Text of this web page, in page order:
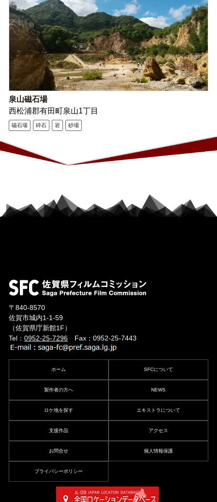
泉山磁石場
西松浦郡有田町泉山1丁目
磁石場 砕石 岩 砂場
〒840-8570
佐賀市城内1-1-59
（佐賀県庁新館1F）
Tel： 0952-25-7296Fax：0952-25-7443
ホーム SFCについて
製作者の方へ NEWS
ロケ地を探す エキストラについて
支援作品 アクセス
お問合せ 個人情報保護
プライバシーポリシー